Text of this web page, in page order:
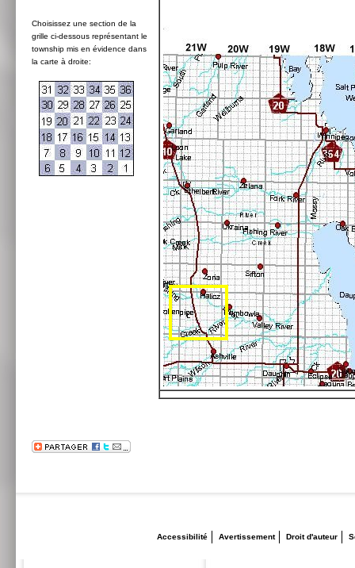
Choisissez une section de la
grille ci-dessous représentant le
township mis en évidence dans
la carte à droite:
Accessibilité Avertissement Droit d'auteur